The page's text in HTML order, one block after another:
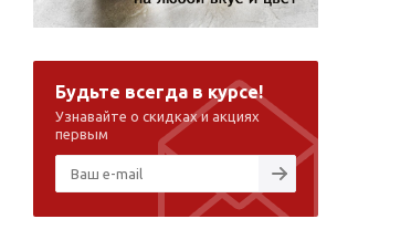
Будьте всегда в курсе!
Узнавайте о скидках и акциях
первым